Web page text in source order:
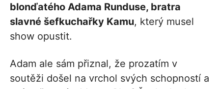
blonďatého Adama Runduse, bratra
slavné šefkuchařky Kamu, který musel
show opustit.
Adam ale sám přiznal, že prozatím v
soutěži došel na vrchol svých schopností a